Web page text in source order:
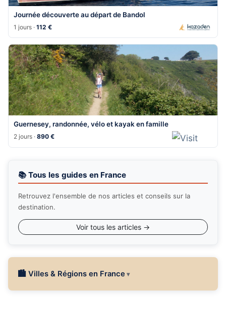
Journée découverte au départ de Bandol
1 jours ·112 €
Guernesey, randonnée, vélo et kayak en famille
2 jours ·890 €
📚 Tous les guides en France
Retrouvez l'ensemble de nos articles et conseils sur la
destination.
Voir tous les articles →
🏙 Villes & Régions en France